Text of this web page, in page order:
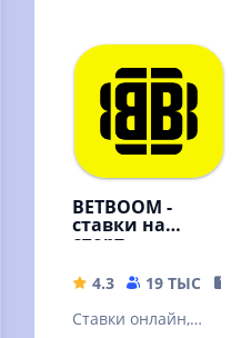
спорт онлайн
BETBOOM -
ставки на
спорт
4.3 19 ТЫС
Ставки онлайн,